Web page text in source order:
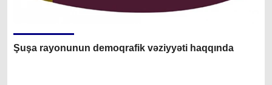
Şuşa rayonunun demoqrafik vəziyyəti haqqında